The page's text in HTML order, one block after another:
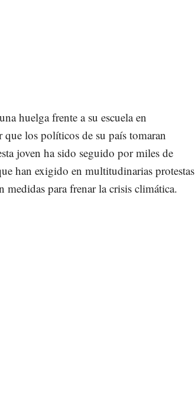
huelga frente a su escuela en
los políticos de su país tomaran
joven ha sido seguido por miles de
han exigido en multitudinarias protestas
medidas para frenar la crisis climática.